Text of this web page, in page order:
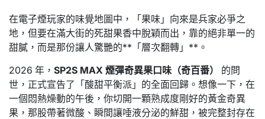
在電子煙玩家的味覺地圖中，「果味」向來是兵家必爭之
地，但要在滿大街的死甜果香中脫穎而出，靠的絕非單一的
甜膩，而是那份讓人驚艷的**「層次翻轉」**。
2026 年， SP2S MAX 煙彈奇異果口味（奇百番）
的問
世，正式宣告了「酸甜平衡派」的全面回歸。想像一下，在
一個悶熱燥動的午後，你切開一顆熟成度剛好的黃金奇異
果，那股帶著微酸、瞬間讓唾液分泌的鮮甜，被完整封存在